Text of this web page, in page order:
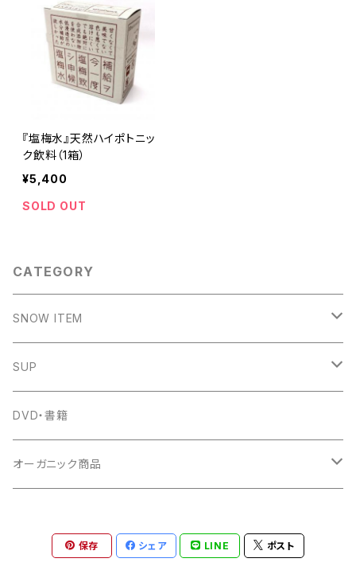
『塩梅水』天然ハイポトニッ
ク飲料（1箱）
¥5,400
SOLD OUT
CATEGORY
SNOW ITEM
SNOW SHAPER
KOSSYMIX SNOWSURF WAX
SUP
C4 WATERMAN
KOKUA
DVD・書籍
オーガニック商品
ZEN NUTRITION
保存 シェア LINE ポスト